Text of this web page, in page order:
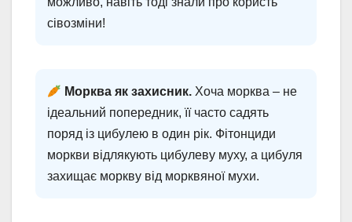
сівозміни!
Морква як захисник. Хоча морква – не
ідеальний попередник, її часто садять
поряд із цибулею в один рік. Фітонциди
моркви відлякують цибулеву муху, а цибуля
захищає моркву від морквяної мухи.